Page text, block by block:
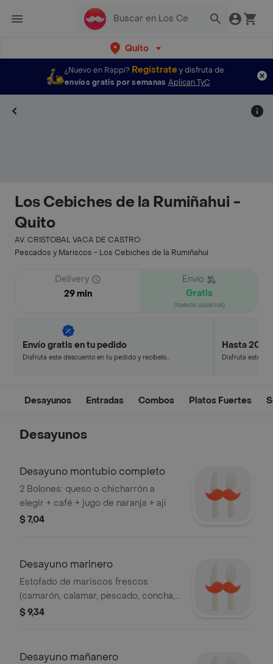
Quito
¿Nuevo en Rappi? Regístratey disfruta de
envíos gratis por semanas Aplican TyC
Los Cebiches de la Rumiñahui -
Quito
AV. CRISTOBAL VACA DE CASTRO
Pescados y Mariscos - Los Cebiches de la Rumiñahui
Delivery
29 min
Envío
Gratis
(nuevos usuarios)
Envío gratis en tu pedido
Disfruta este descuento en tu pedido y recíbelo
Hasta 20%
Disfruta este
Desayunos Entradas Combos Platos Fuertes
Desayunos
Desayuno montubio completo
2 Bolones: queso o chicharrón a
elegir + café + jugo de naranja + ají
$ 7,04
Desayuno marinero
Estofado de mariscos frescos
(camarón, calamar, pescado, concha,
almeja, mejillón) + arroz + patacones +
$ 9,34
Desayuno mañanero